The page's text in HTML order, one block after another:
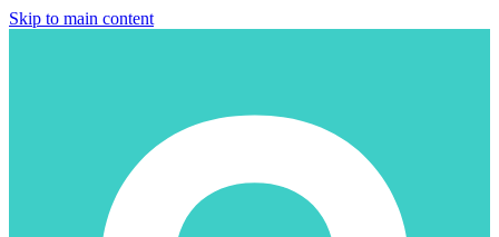
Skip to main content